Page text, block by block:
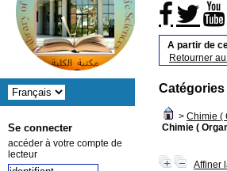
A partir de
Retourner
Catégories
> Chimie (
Chimie (
Affiner
Se connecter
accéder à votre compte de
lecteur